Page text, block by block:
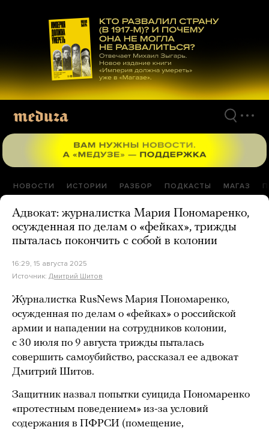
материалам
НОВОСТИ ИСТОРИИ РАЗБОР ПОДКАСТЫ МАГАЗ
Адвокат: журналистка Мария Пономаренко,
осужденная по делам о «фейках», трижды
пыталась покончить с собой в колонии
16:29, 15 августа 2025
Источник: Дмитрий Шитов
Журналистка RusNews Мария Пономаренко,
осужденная по делам о «фейках» о российской
армии и нападении на сотрудников колонии,
с 30 июля по 9 августа трижды пыталась
совершить самоубийство, рассказал ее адвокат
Дмитрий Шитов.
Защитник назвал попытки суицида Пономаренко
«протестным поведением» из-за условий
содержания в ПФРСИ (помещение,